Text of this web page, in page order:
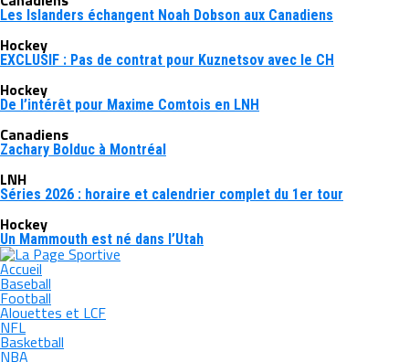
Les Islanders échangent Noah Dobson aux Canadiens
Hockey
EXCLUSIF : Pas de contrat pour Kuznetsov avec le CH
Hockey
De l’intérêt pour Maxime Comtois en LNH
Canadiens
Zachary Bolduc à Montréal
LNH
Séries 2026 : horaire et calendrier complet du 1er tour
Hockey
Un Mammouth est né dans l’Utah
Accueil
Baseball
Football
Alouettes et LCF
NFL
Basketball
NBA